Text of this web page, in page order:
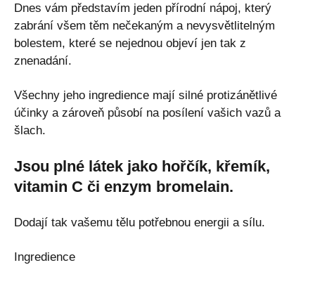
Dnes vám představím jeden přírodní nápoj, který
zabrání všem těm nečekaným a nevysvětlitelným
bolestem, které se nejednou objeví jen tak z
znenadání.
Všechny jeho ingredience mají silné protizánětlivé
účinky a zároveň působí na posílení vašich vazů a
šlach.
Jsou plné látek jako hořčík, křemík,
vitamin C či enzym bromelain.
Dodají tak vašemu tělu potřebnou energii a sílu.
Ingredience